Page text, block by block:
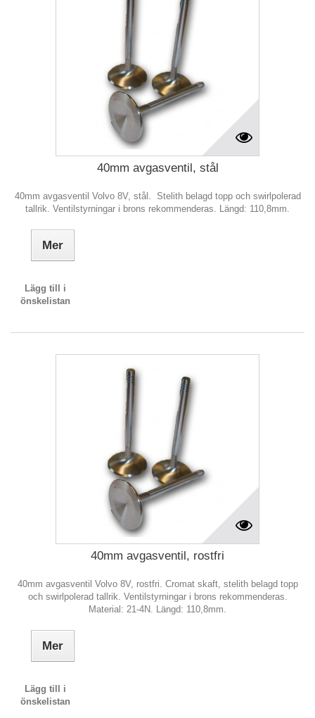
40mm avgasventil, stål
40mm avgasventil Volvo 8V, stål. Stelith belagd topp och swirlpolerad
tallrik. Ventilstyrningar i brons rekommenderas. Längd: 110,8mm.
Mer
Lägg till i
önskelistan
40mm avgasventil, rostfri
40mm avgasventil Volvo 8V, rostfri. Cromat skaft, stelith belagd topp
och swirlpolerad tallrik. Ventilstyrningar i brons rekommenderas.
Material: 21-4N. Längd: 110,8mm.
Mer
Lägg till i
önskelistan